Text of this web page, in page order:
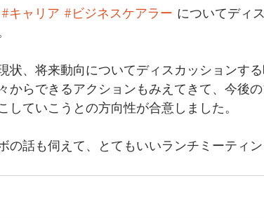
#キャリア #ビジネスケアラー についてディ
状、将来動向についてディスカッションす
からできるアクションもみえてきて、今後
ていこうとの方向性が合意しました。
の話も伺えて、とてもいいランチミーティン